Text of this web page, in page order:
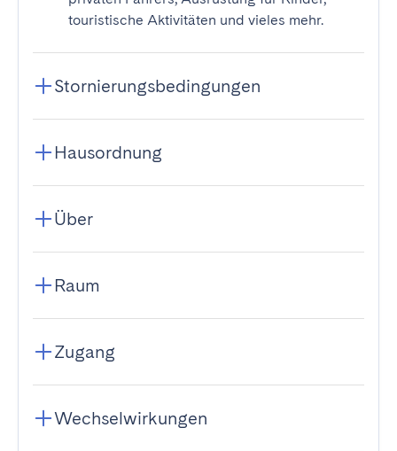
touristische Aktivitäten und vieles mehr.
Stornierungsbedingungen
Hausordnung
Über
Raum
Zugang
Wechselwirkungen